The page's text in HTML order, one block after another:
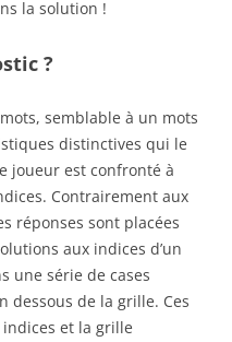
la solution !
?
semblable à un mots
distinctives qui le
joueur est confronté à
Contrairement aux
réponses sont placées
aux indices d’un
une série de cases
dessous de la grille. Ces
et la grille